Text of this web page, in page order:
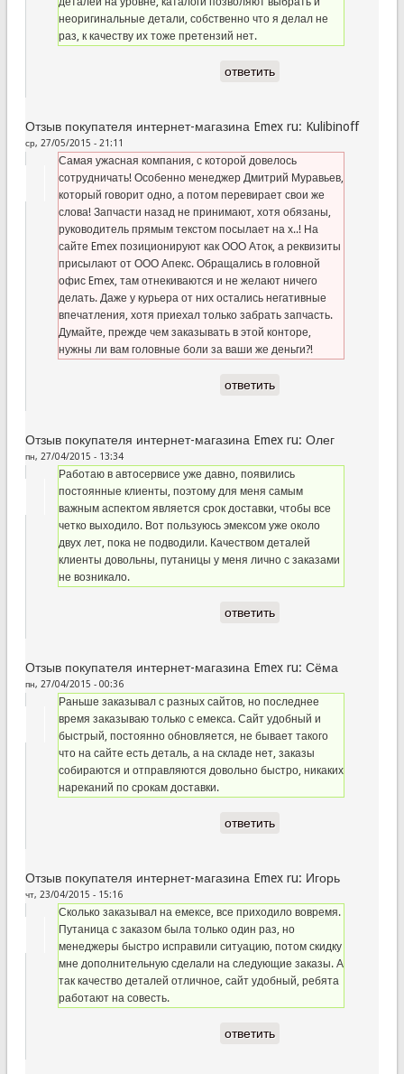
неоригинальные детали, собственно что я делал не
раз, к качеству их тоже претензий нет.
ответить
Отзыв покупателя интернет-магазина Emex ru: Kulibinoff
ср, 27/05/2015 - 21:11
Самая ужасная компания, с которой довелось
сотрудничать! Особенно менеджер Дмитрий Муравьев,
который говорит одно, а потом перевирает свои же
слова! Запчасти назад не принимают, хотя обязаны,
руководитель прямым текстом посылает на х..! На
сайте Emex позиционируют как ООО Аток, а реквизиты
присылают от ООО Апекс. Обращались в головной
офис Emex, там отнекиваются и не желают ничего
делать. Даже у курьера от них остались негативные
впечатления, хотя приехал только забрать запчасть.
Думайте, прежде чем заказывать в этой конторе,
нужны ли вам головные боли за ваши же деньги?!
ответить
Отзыв покупателя интернет-магазина Emex ru: Олег
пн, 27/04/2015 - 13:34
Работаю в автосервисе уже давно, появились
постоянные клиенты, поэтому для меня самым
важным аспектом является срок доставки, чтобы все
четко выходило. Вот пользуюсь эмексом уже около
двух лет, пока не подводили. Качеством деталей
клиенты довольны, путаницы у меня лично с заказами
не возникало.
ответить
Отзыв покупателя интернет-магазина Emex ru: Сёма
пн, 27/04/2015 - 00:36
Раньше заказывал с разных сайтов, но последнее
время заказываю только с емекса. Сайт удобный и
быстрый, постоянно обновляется, не бывает такого
что на сайте есть деталь, а на складе нет, заказы
собираются и отправляются довольно быстро, никаких
нареканий по срокам доставки.
ответить
Отзыв покупателя интернет-магазина Emex ru: Игорь
чт, 23/04/2015 - 15:16
Сколько заказывал на емексе, все приходило вовремя.
Путаница с заказом была только один раз, но
менеджеры быстро исправили ситуацию, потом скидку
мне дополнительную сделали на следующие заказы. А
так качество деталей отличное, сайт удобный, ребята
работают на совесть.
ответить